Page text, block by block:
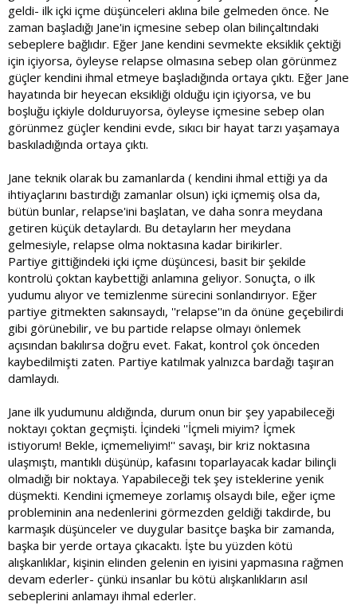
geldi- ilk içki içme düşünceleri aklına bile gelmeden önce. Ne
zaman başladığı Jane'in içmesine sebep olan bilinçaltındaki
sebeplere bağlıdır. Eğer Jane kendini sevmekte eksiklik çektiği
için içiyorsa, öyleyse relapse olmasına sebep olan görünmez
güçler kendini ihmal etmeye başladığında ortaya çıktı. Eğer Jane
hayatında bir heyecan eksikliği olduğu için içiyorsa, ve bu
boşluğu içkiyle dolduruyorsa, öyleyse içmesine sebep olan
görünmez güçler kendini evde, sıkıcı bir hayat tarzı yaşamaya
baskıladığında ortaya çıktı.
Jane teknik olarak bu zamanlarda ( kendini ihmal ettiği ya da
ihtiyaçlarını bastırdığı zamanlar olsun) içki içmemiş olsa da,
bütün bunlar, relapse'ini başlatan, ve daha sonra meydana
getiren küçük detaylardı. Bu detayların her meydana
gelmesiyle, relapse olma noktasına kadar birikirler.
Partiye gittiğindeki içki içme düşüncesi, basit bir şekilde
kontrolü çoktan kaybettiği anlamına geliyor. Sonuçta, o ilk
yudumu alıyor ve temizlenme sürecini sonlandırıyor. Eğer
partiye gitmekten sakınsaydı, ''relapse''ın da önüne geçebilirdi
gibi görünebilir, ve bu partide relapse olmayı önlemek
açısından bakılırsa doğru evet. Fakat, kontrol çok önceden
kaybedilmişti zaten. Partiye katılmak yalnızca bardağı taşıran
damlaydı.
Jane ilk yudumunu aldığında, durum onun bir şey yapabileceği
noktayı çoktan geçmişti. İçindeki ''İçmeli miyim? İçmek
istiyorum! Bekle, içmemeliyim!'' savaşı, bir kriz noktasına
ulaşmıştı, mantıklı düşünüp, kafasını toparlayacak kadar bilinçli
olmadığı bir noktaya. Yapabileceği tek şey isteklerine yenik
düşmekti. Kendini içmemeye zorlamış olsaydı bile, eğer içme
probleminin ana nedenlerini görmezden geldiği takdirde, bu
karmaşık düşünceler ve duygular basitçe başka bir zamanda,
başka bir yerde ortaya çıkacaktı. İşte bu yüzden kötü
alışkanlıklar, kişinin elinden gelenin en iyisini yapmasına rağmen
devam ederler- çünkü insanlar bu kötü alışkanlıkların asıl
sebeplerini anlamayı ihmal ederler.